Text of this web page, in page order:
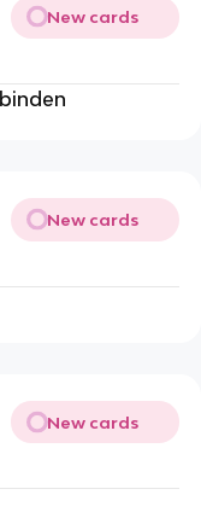
New cards
New cards
New cards